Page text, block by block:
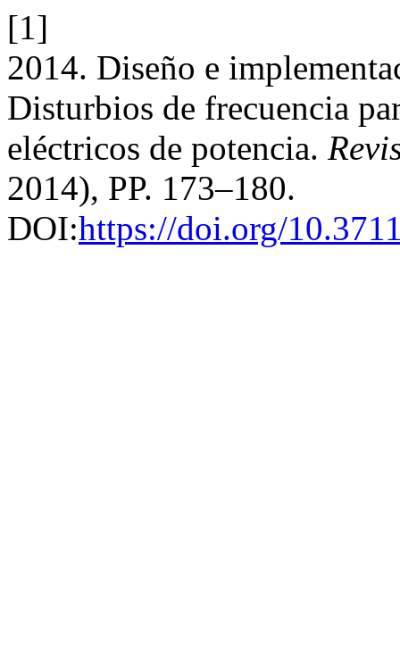
[1]
2014. Diseño e
Disturbios de frecuencia
eléctricos de potencia.
2014), PP. 173–180.
DOI:https://doi.org/